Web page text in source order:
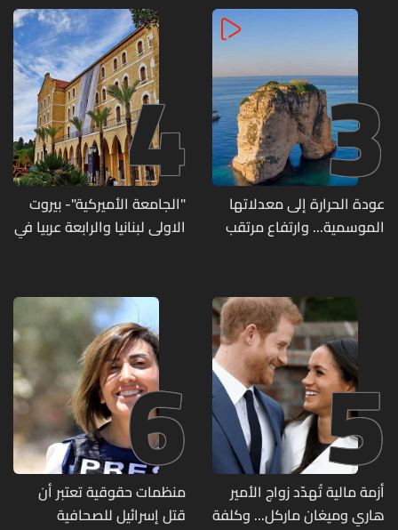
3
عودة الحرارة إلى معدلاتها
الموسمية... وارتفاع مرتقب
4
"الجامعة الأميركية"- بيروت
الاولى لبنانيا والرابعة عربيا في
5
أزمة مالية تُهدّد زواج الأمير
هاري وميغان ماركل... وكلفة
6
منظمات حقوقية تعتبر أن
قتل إسرائيل للصحافية